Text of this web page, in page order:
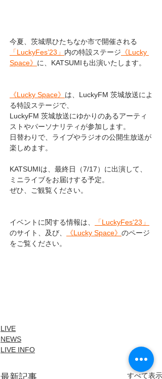
今夏、茨城県ひたちなか市で開催される
「LuckyFes’23」 内の特設ステージ 《Lucky
Space》 に、KATSUMIも出演いたします。
《Lucky Space》 は、LuckyFM 茨城放送によ
る特設ステージで、
LuckyFM 茨城放送にゆかりのあるアーティ
ストやパーソナリティが参加します。
日替わりで、ライブやラジオの公開生放送が
楽しめます。
KATSUMIは、最終日（7/17）に出演して、
ミニライブをお届けする予定。
ぜひ、ご観覧ください。
イベントに関する情報は、
「LuckyFes'23」
のサイト、及び、
《Lucky Space》 のページ
をご覧ください。
LIVE
NEWS
LIVE INFO
すべて表示